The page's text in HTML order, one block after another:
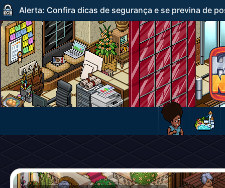
Alerta: Confira dicas de segurança e se previna de